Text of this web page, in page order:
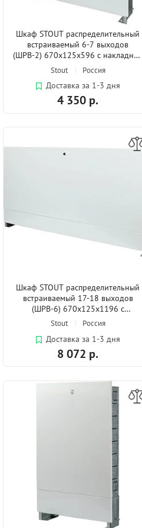
Шкаф STOUT распределительный
встраиваемый 6-7 выходов
(ШРВ-2) 670х125х596 с накладной
дверцей
Stout Россия
Доставка за 1-3 дня
4 350 р.
Шкаф STOUT распределительный
встраиваемый 17-18 выходов
(ШРВ-6) 670х125х1196 с
накладной дверцей
Stout Россия
Доставка за 1-3 дня
8 072 р.